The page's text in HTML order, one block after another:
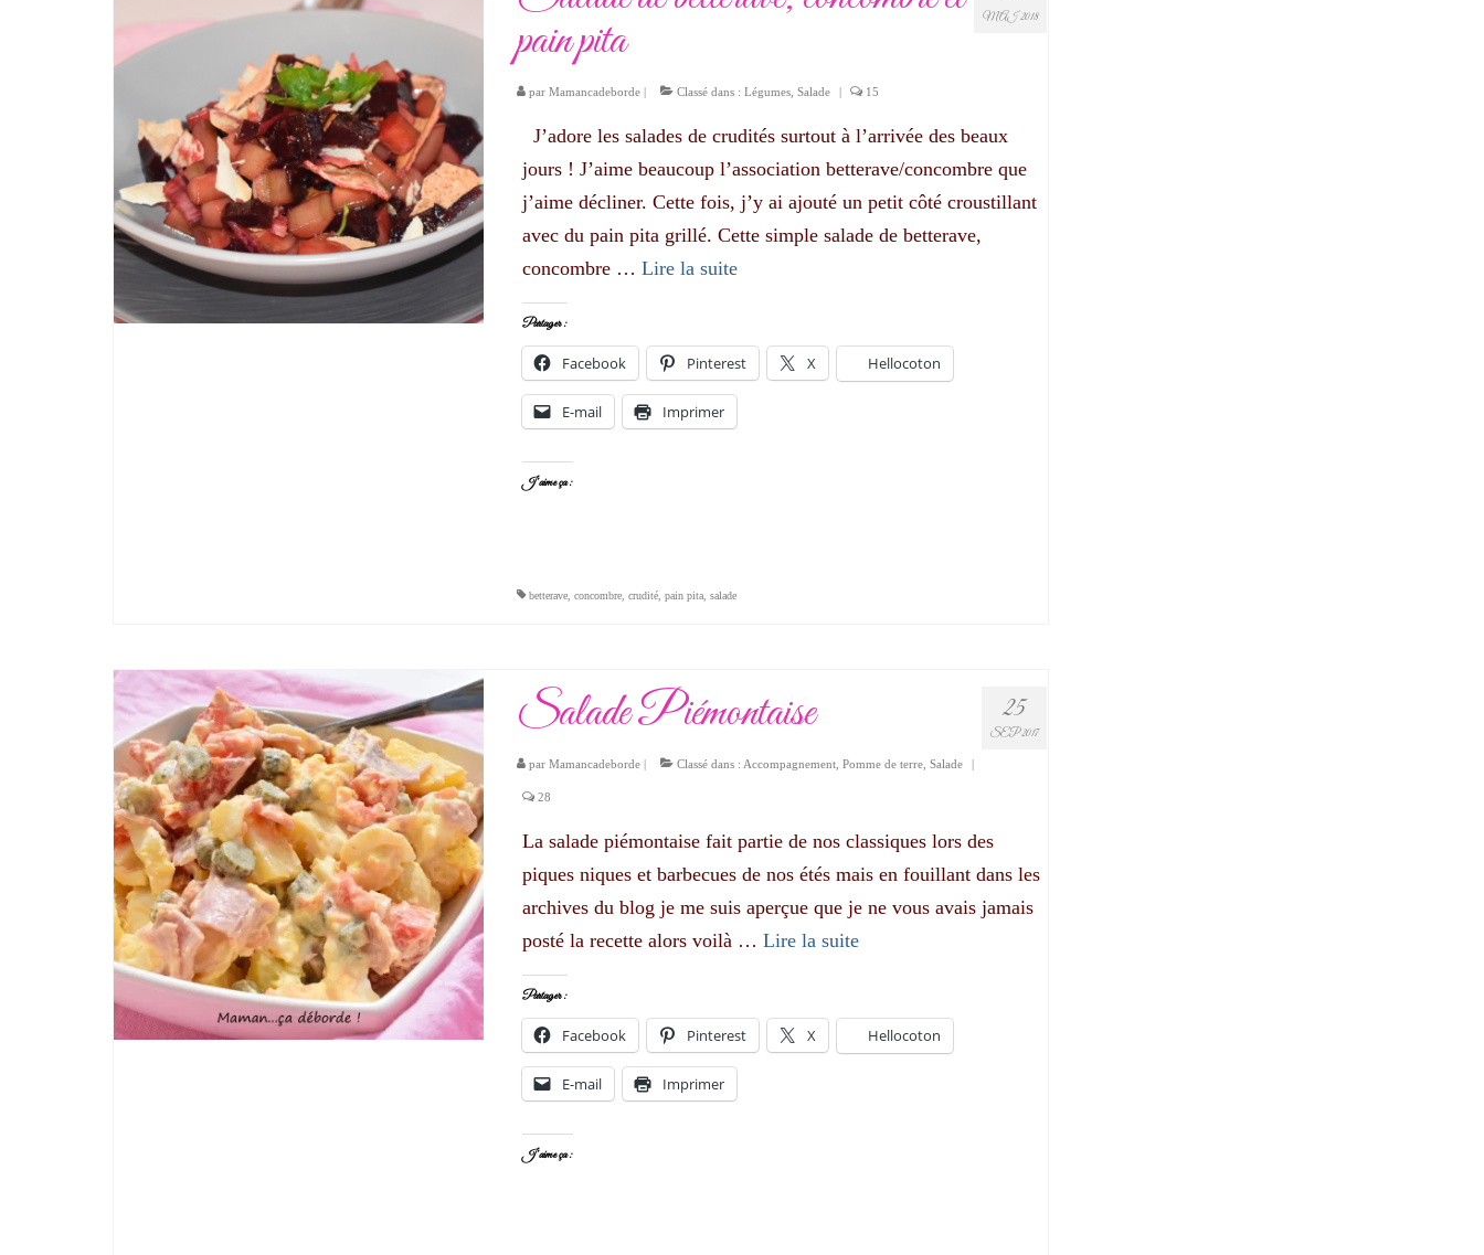
MAI 2018
pain pita
par Mamancadeborde| Classé dans : Légumes, Salade 15
J’adore les salades de crudités surtout à l’arrivée des beaux
jours ! J’aime beaucoup l’association betterave/concombre que
j’aime décliner. Cette fois, j’y ai ajouté un petit côté croustillant
avec du pain pita grillé. Cette simple salade de betterave,
concombre … Lire la suite­­
Partager :
Facebook Pinterest X Hellocoton
E-mail Imprimer
J’aime ça :
betterave, concombre, crudité, pain pita, salade
25
SEP 2017
Salade Piémontaise
par Mamancadeborde| Classé dans : Accompagnement, Pomme de terre, Salade
28
La salade piémontaise fait partie de nos classiques lors des
piques niques et barbecues de nos étés mais en fouillant dans les
archives du blog je me suis aperçue que je ne vous avais jamais
posté la recette alors voilà … Lire la suite­­
Partager :
Facebook Pinterest X Hellocoton
E-mail Imprimer
J’aime ça :